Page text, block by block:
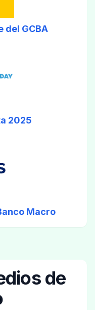
del GCBA
2025
Macro
de